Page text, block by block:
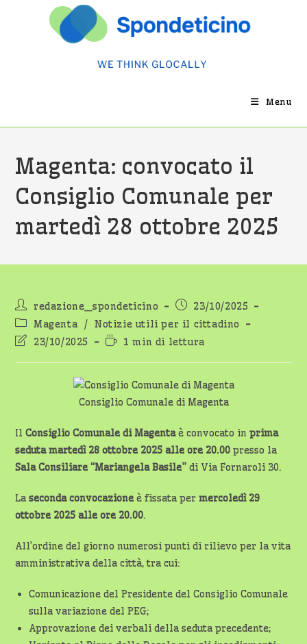
Menu
Magenta: convocato il
Consiglio Comunale per
martedì 28 ottobre 2025
Autore
dell'articolo:
redazione_spondeticino
Articolo
pubblicato:
23/10/2025
Categoria
dell'articolo:
Magenta / Notizie utili per il cittadino
Ultima
dell'articolo:
23/10/2025
Tempo
lettura:
1 min di lettura
Consiglio Comunale di Magenta
IlConsiglio Comunale di Magentaè convocato inprima
seduta martedì 28 ottobre 2025 alle ore 20.00 presso la
Sala Consiliare “Mariangela Basile” di Via Fornaroli 30.
Laseconda convocazione è fissata permercoledì 29
ottobre 2025 alle ore 20.00.
All’ordine del giorno numerosi punti di rilievo per la vita
amministrativa della città, tra cui:
Comunicazione del Presidente del Consiglio Comunale
sulla variazione del PEG;
Approvazione dei verbali della seduta precedente;